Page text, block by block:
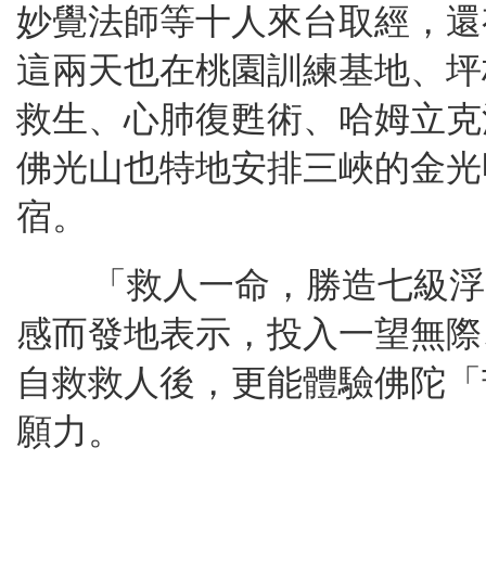
妙覺法師等十人來台取經，
這兩天也在桃園訓練基地、
救生、心肺復甦術、哈姆立
佛光山也特地安排三峽的金
宿。
「救人一命，勝造七級浮
感而發地表示，投入一望無
自救救人後，更能體驗佛陀
願力。